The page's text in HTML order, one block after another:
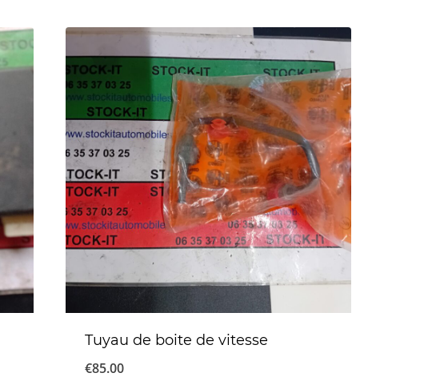
Tuyau de boite de vitesse
€85.00